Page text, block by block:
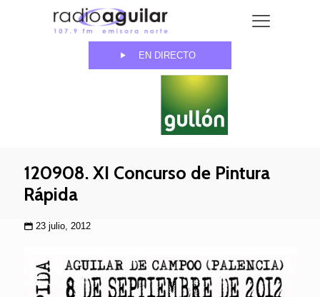
EN DIRECTO
120908. XI Concurso de Pintura
Rápida
23 julio, 2012